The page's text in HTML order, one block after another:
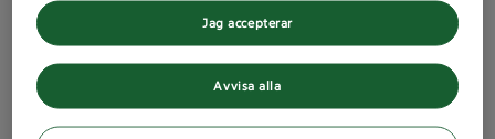
Avvisa alla
Jag accepterar